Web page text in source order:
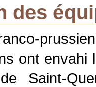
des
ont envahi
Saint-